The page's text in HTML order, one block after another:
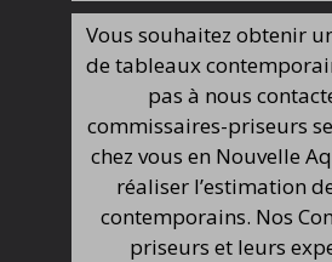
Vous souhaitez obtenir
de tableaux
pas à nous
commissaires-priseurs
chez vous en Nouvelle
réaliser l’estimation
contemporains. Nos
priseurs et leurs